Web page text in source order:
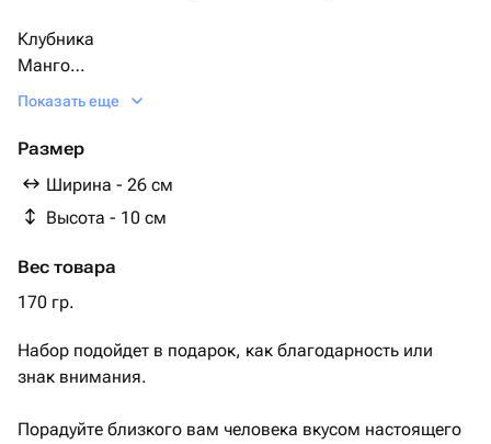
Клубника
Манго
Миндаль
Шарики криспи в бельгийском шоколаде с клубничным
Показать еще
Размер
Ширина - 26 см
Высота - 10 см
Вес товара
170 гр.
Набор подойдет в подарок, как благодарность или
знак внимания.
Порадуйте близкого вам человека вкусом настоящего